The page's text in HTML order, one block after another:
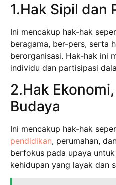
1.Hak Sipil dan
Ini mencakup hak-hak
beragama, ber-pers, serta
berorganisasi. Hak-hak ini
individu dan partisipasi
2.Hak
Budaya
Ini mencakup hak-hak
pendidikan, perumahan,
berfokus pada upaya
kehidupan yang layak dan